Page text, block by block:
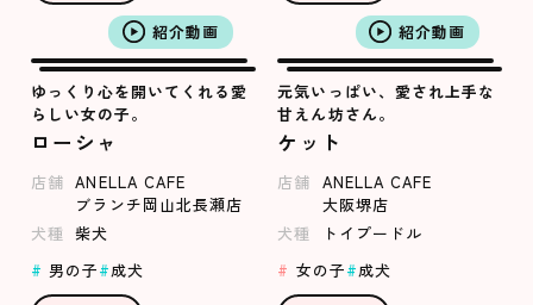
紹介動画
ゆっくり心を開いてくれる愛
らしい女の子。
ローシャ
店舗 ANELLA CAFE
ブランチ岡山北長瀬店
犬種
柴犬
男の子
成犬
紹介動画
元気いっぱい、愛され上手な
甘えん坊さん。
ケット
店舗 ANELLA CAFE
大阪堺店
犬種
トイプードル
女の子
成犬